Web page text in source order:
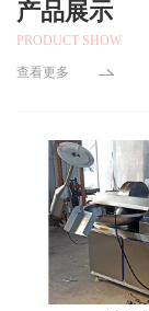
产品展示
PRODUCT SHOW
查看更多